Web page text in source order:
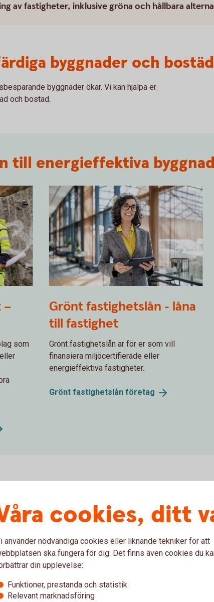
av fastigheter, inklusive gröna och hållbara
byggnader och
byggnader ökar. Vi kan hjälpa er
och bostad.
till energieffektiva
–
som
Grönt fastighetslån - låna
till fastighet
Grönt fastighetslån är för er som vill
finansiera miljöcertifierade eller
energieffektiva fastigheter.
Grönt fastighetslån företag
byggnadskreditiv
cookies, ditt
använder nödvändiga cookies eller liknande tekniker för att
ska fungera för dig. Det finns även cookies du
din upplevelse:
Funktioner, prestanda och statistik
Relevant marknadsföring